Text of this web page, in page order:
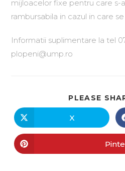
mijloacelor fixe pentru care s-
rambursabila in cazul in care
Informatii suplimentare la tel
plopeni@ump.ro
PLEASE
X